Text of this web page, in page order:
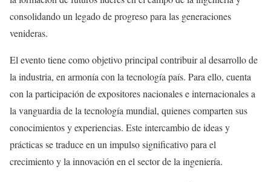
consolidando un legado de progreso para las generaciones
venideras.
El evento tiene como objetivo principal contribuir al desarrollo de
la industria, en armonía con la tecnología país. Para ello, cuenta
con la participación de expositores nacionales e internacionales a
la vanguardia de la tecnología mundial, quienes comparten sus
conocimientos y experiencias. Este intercambio de ideas y
prácticas se traduce en un impulso significativo para el
crecimiento y la innovación en el sector de la ingeniería.